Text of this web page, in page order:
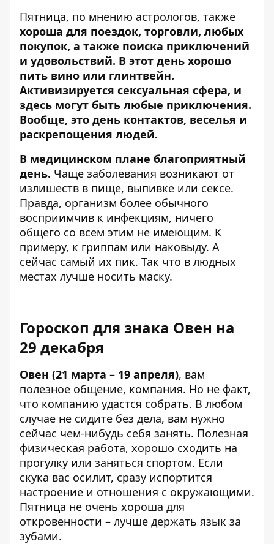
Пятница, по мнению астрологов, также
хороша для поездок, торговли, любых
покупок, а также поиска приключений
и удовольствий. В этот день хорошо
пить вино или глинтвейн.
Активизируется сексуальная сфера, и
здесь могут быть любые приключения.
Вообще, это день контактов, веселья и
раскрепощения людей.
В медицинском плане благоприятный
день. Чаще заболевания возникают от
излишеств в пище, выпивке или сексе.
Правда, организм более обычного
восприимчив к инфекциям, ничего
общего со всем этим не имеющим. К
примеру, к гриппам или наковыду. А
сейчас самый их пик. Так что в людных
местах лучше носить маску.
Гороскоп для знака Овен на
29 декабря
Овен (21 марта – 19 апреля), вам
полезное общение, компания. Но не факт,
что компанию удастся собрать. В любом
случае не сидите без дела, вам нужно
сейчас чем-нибудь себя занять. Полезная
физическая работа, хорошо сходить на
прогулку или заняться спортом. Если
скука вас осилит, сразу испортится
настроение и отношения с окружающими.
Пятница не очень хороша для
откровенности – лучше держать язык за
зубами.